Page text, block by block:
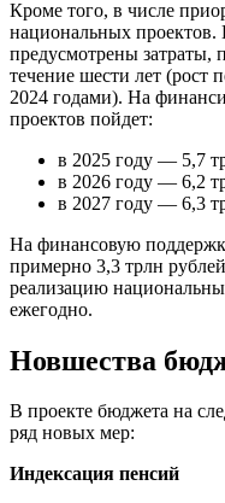
Кроме того, в числе
национальных проектов.
предусмотрены
течение шести лет (рост
2024 годами). На
проектов пойдет:
в 2025 году — 5,7
в 2026 году — 6,2
в 2027 году — 6,3
На финансовую
примерно 3,3 трлн
реализацию
ежегодно.
Новшества
В проекте бюджета на
ряд новых мер:
Индексация пенсий